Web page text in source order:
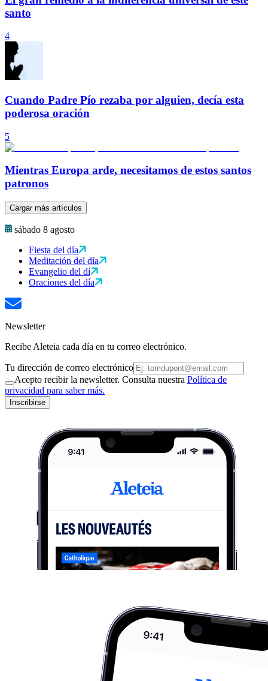
santo
4
Cuando Padre Pío rezaba por alguien, decía esta
poderosa oración
5
Mientras Europa arde, necesitamos de estos santos
patronos
Cargar más artículos
sábado 8 agosto
Fiesta del día
Meditación del día
Evangelio del dí
Oraciones del día
Newsletter
Recibe Aleteia cada día en tu correo electrónico.
Tu dirección de correo electrónico
Acepto recibir la newsletter. Consulta nuestra Política de
privacidad para saber más.
Inscribirse